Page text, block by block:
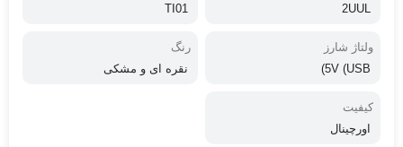
2UUL
TI01
ولتاژ شارز
5V (USB)
رنگ
نقره ای و مشکی
کیفیت
اورچینال